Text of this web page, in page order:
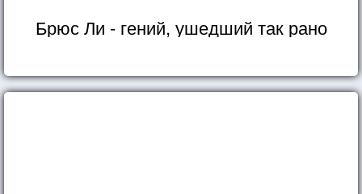
Брюс Ли - гений, ушедший так рано